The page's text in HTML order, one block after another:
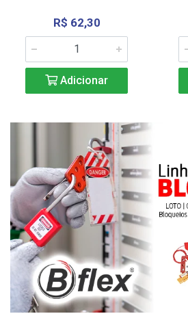
R$ 62,30
Adicionar